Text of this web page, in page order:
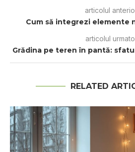
articolul
Cum să integrezi elemente
articolul
Grădina pe teren în pantă:
RELATED